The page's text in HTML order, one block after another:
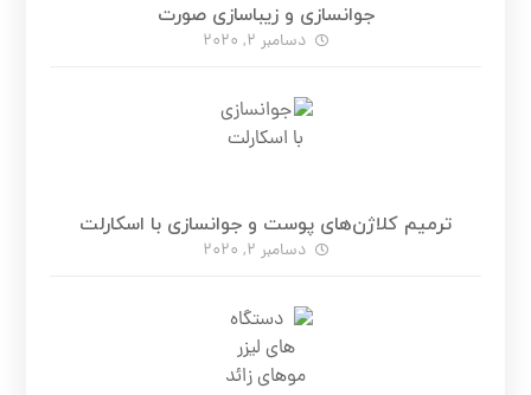
جوانسازی و زیباسازی صورت
دسامبر 2, 2020
ترمیم کلاژن‌های پوست و جوانسازی با اسکارلت
دسامبر 2, 2020